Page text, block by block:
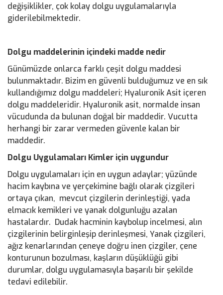
değişiklikler, çok kolay dolgu uygulamalarıyla
giderilebilmektedir.
Dolgu maddelerinin içindeki madde nedir
Günümüzde onlarca farklı çeşit dolgu maddesi
bulunmaktadır. Bizim en güvenli bulduğumuz ve en sık
kullandığımız dolgu maddeleri; Hyaluronik Asit içeren
dolgu maddeleridir. Hyaluronik asit, normalde insan
vücudunda da bulunan doğal bir maddedir. Vucutta
herhangi bir zarar vermeden güvenle kalan bir
maddedir.
Dolgu Uygulamaları Kimler için uygundur
Dolgu uygulamaları için en uygun adaylar; yüzünde
hacim kaybına ve yerçekimine bağlı olarak çizgileri
ortaya çıkan, mevcut çizgilerin derinleştiği, yada
elmacık kemikleri ve yanak dolgunluğu azalan
hastalardır. Dudak hacminin kaybolup incelmesi, alın
çizgilerinin belirginleşip derinleşmesi, Yanak çizgileri,
ağız kenarlarından çeneye doğru inen çizgiler, çene
konturunun bozulması, kaşların düşüklüğü gibi
durumlar, dolgu uygulamasıyla başarılı bir şekilde
tedavi edilebilir.